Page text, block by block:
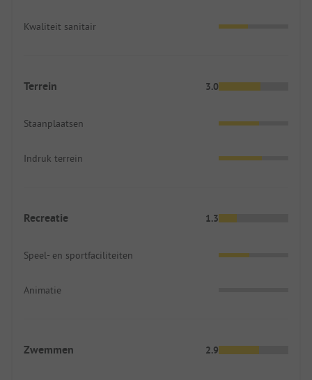
Kwaliteit sanitair
Terrein 3.0
Staanplaatsen
Indruk terrein
Recreatie 1.3
Speel- en sportfaciliteiten
Animatie
Zwemmen 2.9